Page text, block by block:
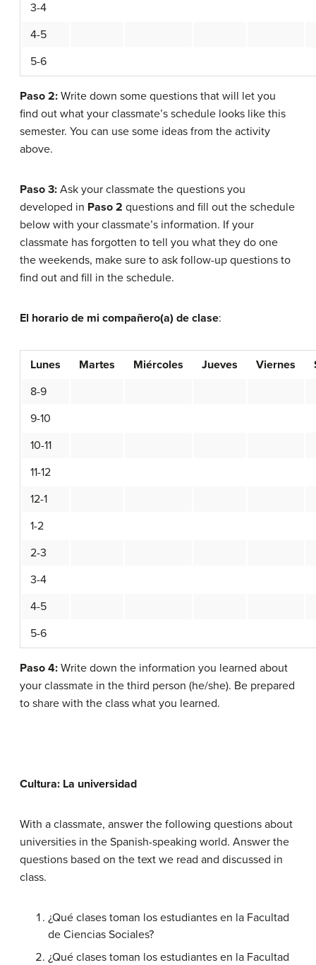
3-4
4-5
5-6
Paso 2: Write down some questions that will let you
find out what your classmate’s schedule looks like this
semester. You can use some ideas from the activity
above.
Paso 3: Ask your classmate the questions you
developed in Paso 2 questions and fill out the schedule
below with your classmate’s information. If your
classmate has forgotten to tell you what they do one
the weekends, make sure to ask follow-up questions to
find out and fill in the schedule.
El horario de mi compañero(a) de clase:
Lunes Martes Miércoles Jueves Viernes
8-9
9-10
10-11
11-12
12-1
1-2
2-3
3-4
4-5
5-6
Paso 4: Write down the information you learned about
your classmate in the third person (he/she). Be prepared
to share with the class what you learned.
Cultura: La universidad
With a classmate, answer the following questions about
universities in the Spanish-speaking world. Answer the
questions based on the text we read and discussed in
class.
¿Qué clases toman los estudiantes en la Facultad
de Ciencias Sociales?
¿Qué clases toman los estudiantes en la Facultad